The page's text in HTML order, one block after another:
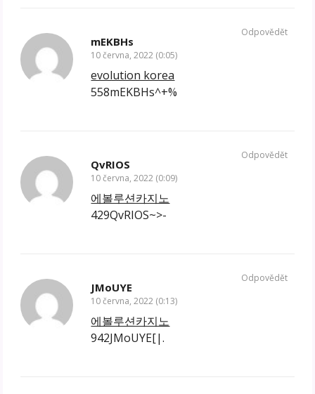
mEKBHs
10 června, 2022 (0:05)
evolution korea
558mEKBHs^+%
Odpovědět
QvRIOS
10 června, 2022 (0:09)
에볼루션카지노
429QvRIOS~>-
Odpovědět
JMoUYE
10 června, 2022 (0:13)
에볼루션카지노
942JMoUYE[|.
Odpovědět